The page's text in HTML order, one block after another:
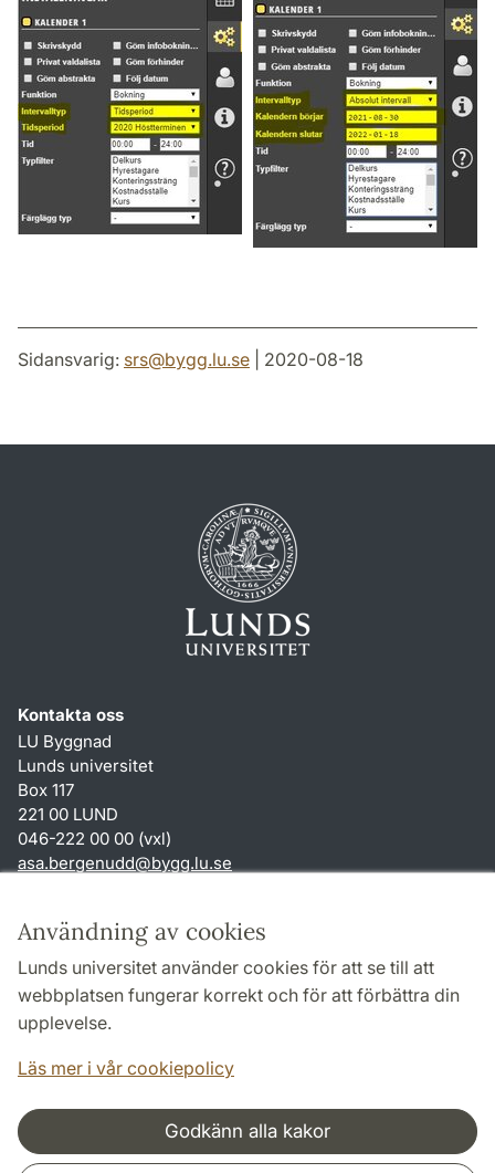
Användning av cookies
Lunds universitet använder cookies för att se till att
webbplatsen fungerar korrekt och för att förbättra din
upplevelse.
Läs mer i vår cookiepolicy
Godkänn alla kakor
Sidansvarig: srs@bygg.lu.se | 2020-08-18
Kontakta oss
LU Byggnad
Lunds universitet
Box 117
221 00 LUND
046-222 00 00 (vxl)
asa.bergenudd@bygg.lu.se
Genvägar
Om webbplatsen och cookies
Behandling av personuppgifter
Tillgänglighetsredogörelse
Samarbeten och nätverk